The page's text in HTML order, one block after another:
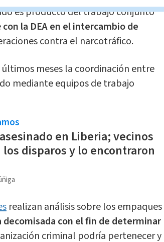
es producto del trabajo conjunto
con la DEA en el intercambio de
contra el narcotráfico.
meses la coordinación entre
mediante equipos de trabajo
en Liberia; vecinos
disparos y lo encontraron
realizan análisis sobre los empaques
decomisada con el fin de determinar
criminal podría pertenecer y